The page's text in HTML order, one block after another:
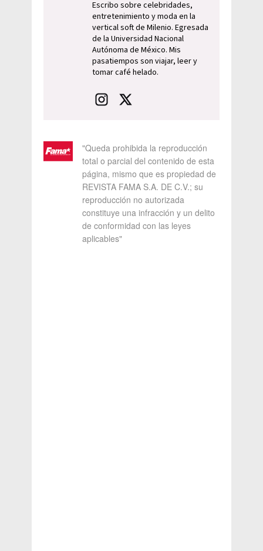
Escribo sobre celebridades,
entretenimiento y moda en la
vertical soft de Milenio. Egresada
de la Universidad Nacional
Autónoma de México. Mis
pasatiempos son viajar, leer y
tomar café helado.
"Queda prohibida la reproducción
total o parcial del contenido de esta
página, mismo que es propiedad de
REVISTA FAMA S.A. DE C.V.; su
reproducción no autorizada
constituye una infracción y un delito
de conformidad con las leyes
aplicables"